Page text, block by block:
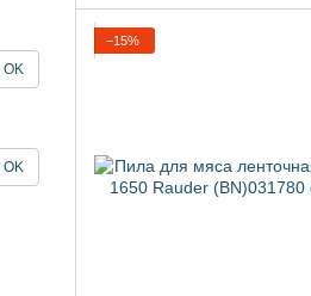
−15%
OK
OK